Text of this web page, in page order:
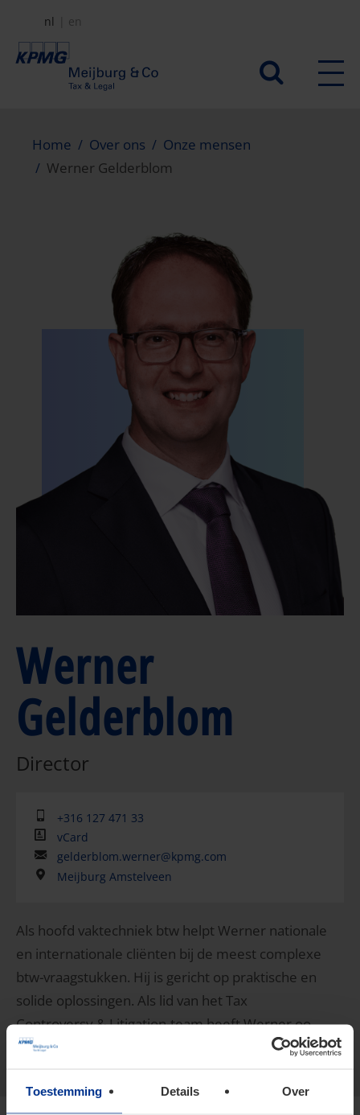
Toestemming Details Over
naar
Secundair
nl en
Home Over ons
Onze mensen
Werner Gelderblom
Werner
Gelderblom
Director
+316 127 471 33
vCard
gelderblom.werner@kpmg.com
Meijburg Amstelveen
Als hoofd vaktechniek btw helpt Werner nationale
en internationale cliënten bij de meest complexe
btw-vraagstukken. Hij is gericht op praktische en
solide oplossingen. Als lid van het Tax
Controversy & Litigation-team heeft Werner oo...